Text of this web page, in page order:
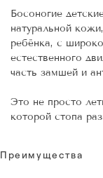
Босоногие
натуральной
ребёнка, с
естественного
часть замшей и
Это не просто
которой стопа
Преимущества